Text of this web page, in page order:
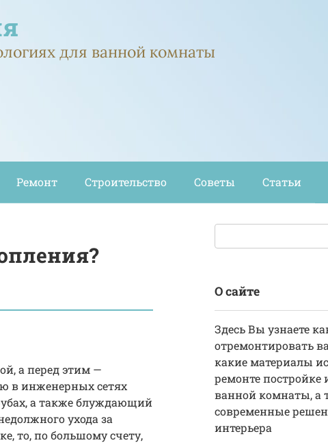
для ванной комнаты
Ремонт Строительство Советы Статьи
а перед этим —
в инженерных сетях
а также блуждающий
ухода за
то, по большому счету,
О сайте
Здесь Вы узнаете
отремонтировать
какие материалы
ремонте постройке
ванной комнаты, а
современные
интерьера